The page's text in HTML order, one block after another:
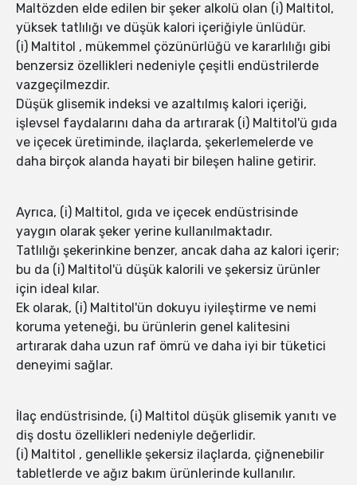
Maltözden elde edilen bir şeker alkolü olan (i) Maltitol,
yüksek tatlılığı ve düşük kalori içeriğiyle ünlüdür.
(i) Maltitol , mükemmel çözünürlüğü ve kararlılığı gibi
benzersiz özellikleri nedeniyle çeşitli endüstrilerde
vazgeçilmezdir.
Düşük glisemik indeksi ve azaltılmış kalori içeriği,
işlevsel faydalarını daha da artırarak (i) Maltitol'ü gıda
ve içecek üretiminde, ilaçlarda, şekerlemelerde ve
daha birçok alanda hayati bir bileşen haline getirir.
Ayrıca, (i) Maltitol, gıda ve içecek endüstrisinde
yaygın olarak şeker yerine kullanılmaktadır.
Tatlılığı şekerinkine benzer, ancak daha az kalori içerir;
bu da (i) Maltitol'ü düşük kalorili ve şekersiz ürünler
için ideal kılar.
Ek olarak, (i) Maltitol'ün dokuyu iyileştirme ve nemi
koruma yeteneği, bu ürünlerin genel kalitesini
artırarak daha uzun raf ömrü ve daha iyi bir tüketici
deneyimi sağlar.
İlaç endüstrisinde, (i) Maltitol düşük glisemik yanıtı ve
diş dostu özellikleri nedeniyle değerlidir.
(i) Maltitol , genellikle şekersiz ilaçlarda, çiğnenebilir
tabletlerde ve ağız bakım ürünlerinde kullanılır.